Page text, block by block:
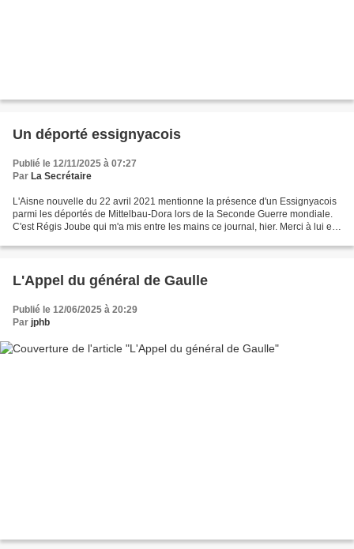
Un déporté essignyacois
Publié le 12/11/2025 à 07:27
Par La Secrétaire
L'Aisne nouvelle du 22 avril 2021 mentionne la présence d'un Essignyacois
parmi les déportés de Mittelbau-Dora lors de la Seconde Guerre mondiale.
C'est Régis Joube qui m'a mis entre les mains ce journal, hier. Merci à lui et
L'Appel du général de Gaulle
Publié le 12/06/2025 à 20:29
Par jphb